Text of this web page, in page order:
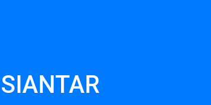
SIANTAR